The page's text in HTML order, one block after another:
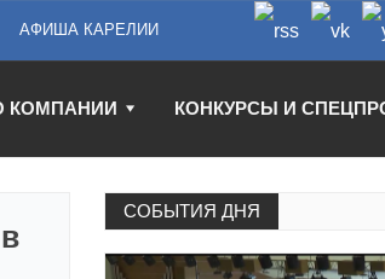
АФИША КАРЕЛИИ
КОМПАНИИ КОНКУРСЫ И
СОБЫТИЯ ДНЯ